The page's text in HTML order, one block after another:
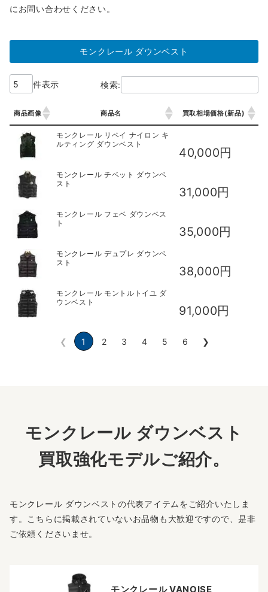
にお問い合わせください。
モンクレール ダウンベスト
件表示 検索:
商品画像 商品名 買取相場価格(新品)
商品画像 商品名
モンクレール リベイ ナイロン キ
ルティング ダウンベスト
40,000円
モンクレール チベット ダウンベ
スト
31,000円
モンクレール フェベ ダウンベス
ト
35,000円
モンクレール デュプレ ダウンベ
スト
38,000円
モンクレール モントルトイユ ダ
ウンベスト
91,000円
❮ 1 2 3 4 5 6 ❯
モンクレール ダウンベスト
買取強化モデルご紹介。
モンクレール ダウンベストの代表アイテムをご紹介いたしま
す。こちらに掲載されていないお品物も大歓迎ですので、是非
ご依頼くださいませ。
モンクレール VANOISE